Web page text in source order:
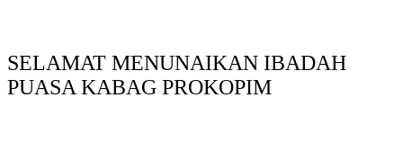
SELAMAT MENUNAIKAN IBADAH
PUASA KABAG PROKOPIM